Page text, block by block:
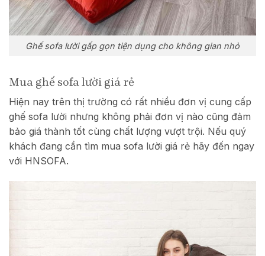
Ghế sofa lười gấp gọn tiện dụng cho không gian nhỏ
Mua ghế sofa lười giá rẻ
Hiện nay trên thị trường có rất nhiều đơn vị cung cấp
ghế sofa lười nhưng không phải đơn vị nào cũng đảm
bảo giá thành tốt cùng chất lượng vượt trội. Nếu quý
khách đang cần tìm mua sofa lười giá rẻ hãy đến ngay
với HNSOFA.